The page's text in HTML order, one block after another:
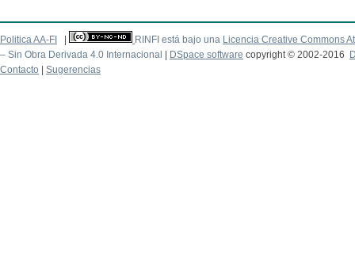
Politica AA-FI RINFI está bajo una Licencia Creative Commons
– Sin Obra Derivada 4.0 Internacional
DSpace software copyright © 2002-2016
Contacto
Sugerencias